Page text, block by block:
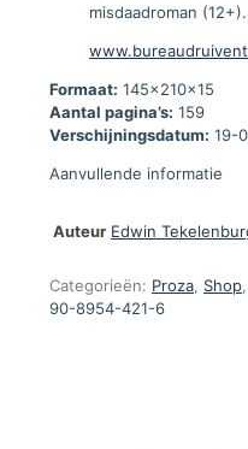
misdaadroman (12+).
Formaat: 145x210x15
Aantal pagina’s: 159
Verschijningsdatum: 19-
Aanvullende informatie
Auteur Edwin
Categorieën: Proza Shop
90-8954-421-6